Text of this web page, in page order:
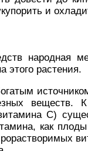
и
народная
этого растения.
веществ.
С)
как